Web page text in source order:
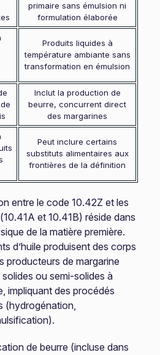
primaire sans émulsion ni
formulation élaborée
Produits liquides à
température ambiante sans
transformation en émulsion
Inclut la production de
beurre, concurrent direct
des margarines
Peut inclure certains
substituts alimentaires aux
frontières de la définition
entre le code 10.42Z et les
et 10.41B) réside dans
de la matière première.
d’huile produisent des corps
producteurs de margarine
ou semi-solides à
impliquant des procédés
(hydrogénation,
de beurre (incluse dans